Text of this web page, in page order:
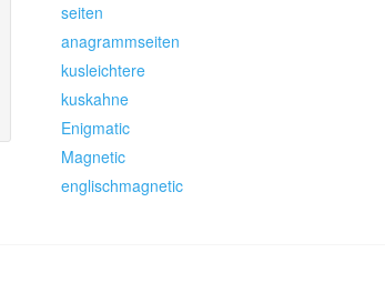
seiten
anagrammseiten
kusleichtere
kuskahne
Enigmatic
Magnetic
englischmagnetic